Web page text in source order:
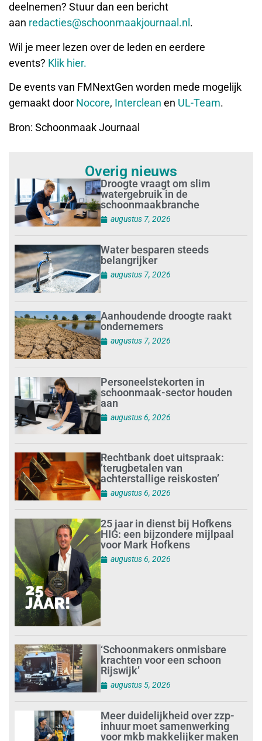
deelnemen? Stuur dan een bericht
aan redacties@schoonmaakjournaal.nl .
Wil je meer lezen over de leden en eerdere
events? Klik hier.
De events van FMNextGen worden mede mogelijk
gemaakt door Nocore, Interclean en UL-Team.
Bron: Schoonmaak Journaal
Overig nieuws
Droogte vraagt om slim
watergebruik in de
schoonmaakbranche
augustus 7, 2026
Water besparen steeds
belangrijker
augustus 7, 2026
Aanhoudende droogte raakt
ondernemers
augustus 7, 2026
Personeelstekorten in
schoonmaak-sector houden
aan
augustus 6, 2026
Rechtbank doet uitspraak:
’terugbetalen van
achterstallige reiskosten’
augustus 6, 2026
25 jaar in dienst bij Hofkens
HIG: een bijzondere mijlpaal
voor Mark Hofkens
augustus 6, 2026
‘Schoonmakers onmisbare
krachten voor een schoon
Rijswijk’
augustus 5, 2026
Meer duidelijkheid over zzp-
inhuur moet samenwerking
voor mkb makkelijker maken